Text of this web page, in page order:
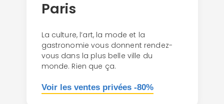
Paris
La culture, l’art, la mode et la
gastronomie vous donnent rendez-
vous dans la plus belle ville du
monde. Rien que ça.
Voir les ventes privées -80%